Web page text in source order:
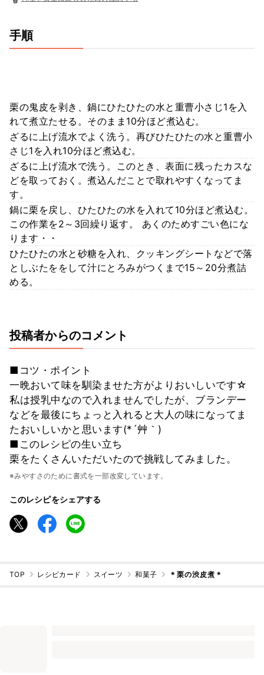
手順
栗の鬼皮を剥き、鍋にひたひたの水と重曹小さじ1を入
れて煮立たせる。そのまま10分ほど煮込む。
ざるに上げ流水でよく洗う。再びひたひたの水と重曹小
さじ1を入れ10分ほど煮込む。
ざるに上げ流水で洗う。このとき、表面に残ったカスな
どを取っておく。煮込んだことで取れやすくなってま
す。
鍋に栗を戻し、ひたひたの水を入れて10分ほど煮込む。
この作業を2～3回繰り返す。 あくのためすごい色にな
ります・・
ひたひたの水と砂糖を入れ、クッキングシートなどで落
としぶたををして汁にとろみがつくまで15～20分煮詰
める。
投稿者からのコメント
■コツ・ポイント
一晩おいて味を馴染ませた方がよりおいしいです☆
私は授乳中なので入れませんでしたが、ブランデー
などを最後にちょっと入れると大人の味になってま
たおいしいかと思います(*´艸｀)
■このレシピの生い立ち
栗をたくさんいただいたので挑戦してみました。
※みやすさのために書式を一部改変しています。
このレシピをシェアする
TOP レシピカード スイーツ 和菓子 ＊栗の渋皮煮＊